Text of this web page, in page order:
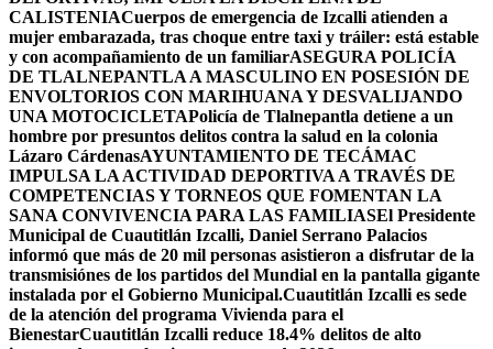
CALISTENIACuerpos de emergencia de Izcalli atienden a
mujer embarazada, tras choque entre taxi y tráiler: está estable
y con acompañamiento de un familiarASEGURA POLICÍA
DE TLALNEPANTLA A MASCULINO EN POSESIÓN DE
ENVOLTORIOS CON MARIHUANA Y DESVALIJANDO
UNA MOTOCICLETAPolicía de Tlalnepantla detiene a un
hombre por presuntos delitos contra la salud en la colonia
Lázaro CárdenasAYUNTAMIENTO DE TECÁMAC
IMPULSA LA ACTIVIDAD DEPORTIVA A TRAVÉS DE
COMPETENCIAS Y TORNEOS QUE FOMENTAN LA
SANA CONVIVENCIA PARA LAS FAMILIASEl Presidente
Municipal de Cuautitlán Izcalli, Daniel Serrano Palacios
informó que más de 20 mil personas asistieron a disfrutar de la
transmisiónes de los partidos del Mundial en la pantalla gigante
instalada por el Gobierno Municipal.Cuautitlán Izcalli es sede
de la atención del programa Vivienda para el
BienestarCuautitlán Izcalli reduce 18.4% delitos de alto